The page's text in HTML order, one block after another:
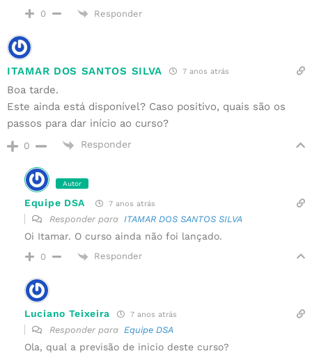
0 Responder
ITAMAR DOS SANTOS SILVA 7 anos atrás
Boa tarde.
Este ainda está disponível? Caso positivo, quais são os
passos para dar início ao curso?
0 Responder
Autor
Equipe DSA 7 anos atrás
Responder para ITAMAR DOS SANTOS SILVA
Oi Itamar. O curso ainda não foi lançado.
0 Responder
Luciano Teixeira 7 anos atrás
Responder para Equipe DSA
Ola, qual a previsão de inicio deste curso?